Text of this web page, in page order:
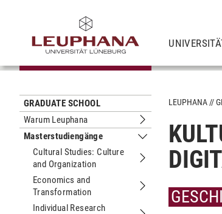
GRADUATE SCHOOL
Warum Leuphana
Untermenu Warum
Masterstudiengänge
Untermenu
Cultural Studies: Culture
and Organization
Untermenu Cultural
Economics and
Transformation
Untermenu
Individual Research
LEUPHANA